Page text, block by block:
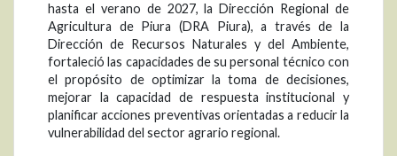
hasta el verano de 2027, la Dirección Regional de
Agricultura de Piura (DRA Piura), a través de la
Dirección de Recursos Naturales y del Ambiente,
fortaleció las capacidades de su personal técnico con
el propósito de optimizar la toma de decisiones,
mejorar la capacidad de respuesta institucional y
planificar acciones preventivas orientadas a reducir la
vulnerabilidad del sector agrario regional.